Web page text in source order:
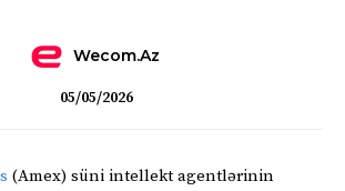
Wecom.az
05/05/2026
(Amex) süni intellekt agentlərinin